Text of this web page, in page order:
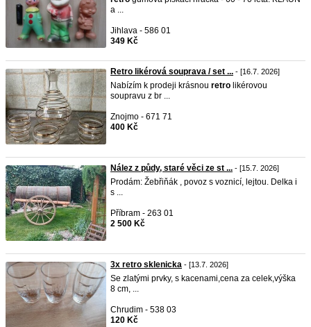
a ...
Jihlava - 586 01
349 Kč
Retro likérová souprava / set ... - [16.7. 2026]
Nabízím k prodeji krásnou retro likérovou
soupravu z br ...
Znojmo - 671 71
400 Kč
Nález z půdy, staré věci ze st ... - [15.7. 2026]
Prodám: Žebřiňák , povoz s voznicí, lejtou. Delka i
s ...
Příbram - 263 01
2 500 Kč
3x retro sklenicka - [13.7. 2026]
Se zlatými prvky, s kacenami,cena za celek,výška
8 cm, ...
Chrudim - 538 03
120 Kč